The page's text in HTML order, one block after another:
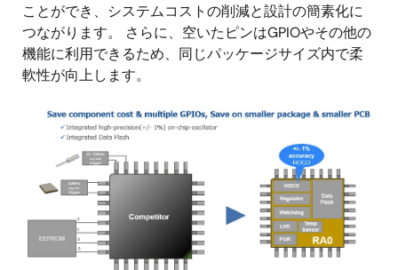
ことができ、システムコストの削減と設計の簡素化に
つながります。 さらに、空いたピンはGPIOやその他の
機能に利用できるため、同じパッケージサイズ内で柔
軟性が向上します。